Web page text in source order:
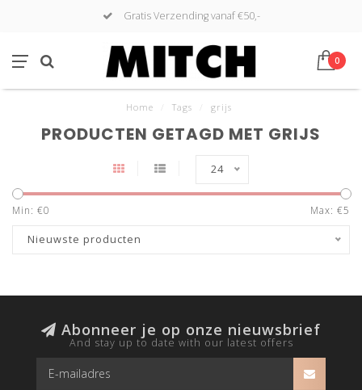
Gratis Verzending vanaf €50,-
0
Home Tags grijs
PRODUCTEN GETAGD MET GRIJS
24
Min: €0 Max: €5
Nieuwste producten
Abonneer je op onze nieuwsbrief
And stay up to date with our latest offers